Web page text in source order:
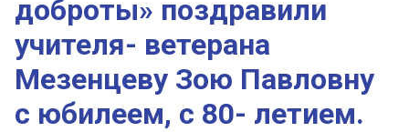
доброты» поздравили
учителя- ветерана
Мезенцеву Зою Павловну
с юбилеем, с 80- летием.